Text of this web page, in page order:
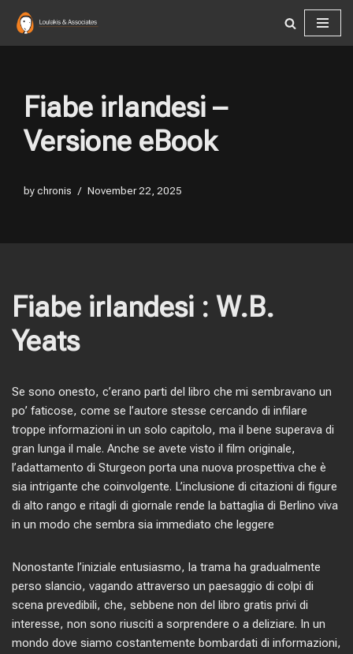
Skip
Fiabe irlandesi –
Versione eBook
bychronis November 22, 2025
Fiabe irlandesi : W.B.
Yeats
Se sono onesto, c’erano parti del libro che mi sembravano un
po’ faticose, come se l’autore stesse cercando di infilare
troppe informazioni in un solo capitolo, ma il bene superava di
gran lunga il male. Anche se avete visto il film originale,
l’adattamento di Sturgeon porta una nuova prospettiva che è
sia intrigante che coinvolgente. L’inclusione di citazioni di figure
di alto rango e ritagli di giornale rende la battaglia di Berlino viva
in un modo che sembra sia immediato che leggere
Nonostante l’iniziale entusiasmo, la trama ha gradualmente
perso slancio, vagando attraverso un paesaggio di colpi di
scena prevedibili, che, sebbene non del libro gratis privi di
interesse, non sono riusciti a sorprendere o a deliziare. In un
mondo dove siamo costantemente bombardati di informazioni,